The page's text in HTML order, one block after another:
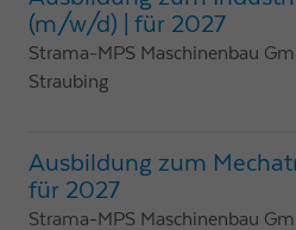
(m/w/d) | für 2027
Strama-MPS Maschinenbau
Straubing
Ausbildung zum
für 2027
Strama-MPS Maschinenbau